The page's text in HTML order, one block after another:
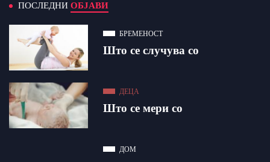
ПОСЛЕДНИ ОБЈАВИ
БРЕМЕНОСТ
Што се случува со
ДЕЦА
Што се мери со
ДОМ